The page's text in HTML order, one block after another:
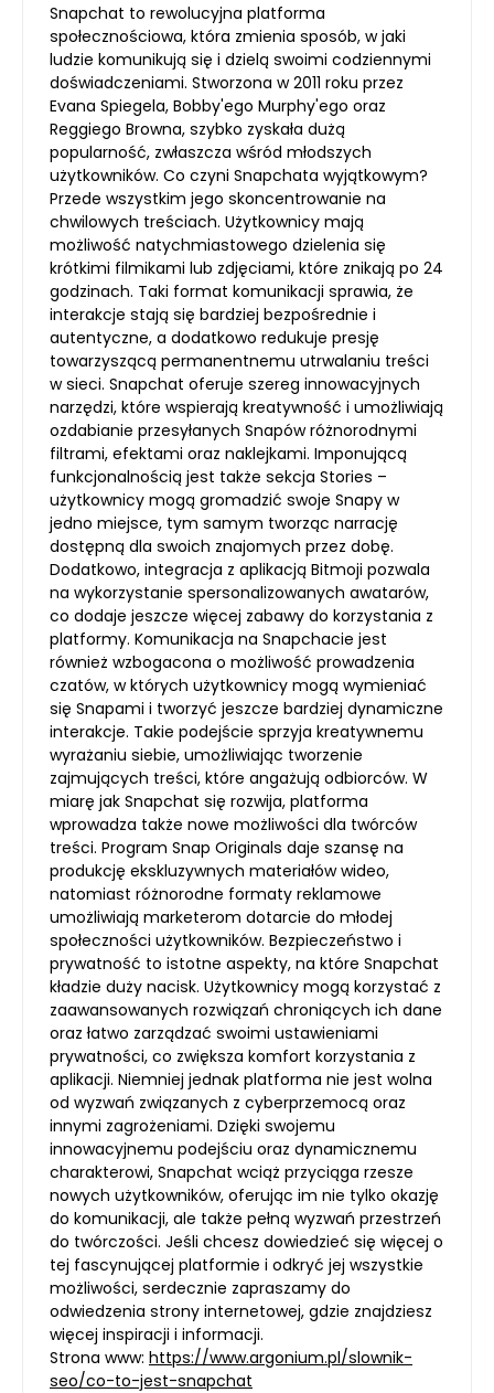
Snapchat to rewolucyjna platforma
społecznościowa, która zmienia sposób, w jaki
ludzie komunikują się i dzielą swoimi codziennymi
doświadczeniami. Stworzona w 2011 roku przez
Evana Spiegela, Bobby'ego Murphy'ego oraz
Reggiego Browna, szybko zyskała dużą
popularność, zwłaszcza wśród młodszych
użytkowników. Co czyni Snapchata wyjątkowym?
Przede wszystkim jego skoncentrowanie na
chwilowych treściach. Użytkownicy mają
możliwość natychmiastowego dzielenia się
krótkimi filmikami lub zdjęciami, które znikają po 24
godzinach. Taki format komunikacji sprawia, że
interakcje stają się bardziej bezpośrednie i
autentyczne, a dodatkowo redukuje presję
towarzyszącą permanentnemu utrwalaniu treści
w sieci. Snapchat oferuje szereg innowacyjnych
narzędzi, które wspierają kreatywność i umożliwiają
ozdabianie przesyłanych Snapów różnorodnymi
filtrami, efektami oraz naklejkami. Imponującą
funkcjonalnością jest także sekcja Stories –
użytkownicy mogą gromadzić swoje Snapy w
jedno miejsce, tym samym tworząc narrację
dostępną dla swoich znajomych przez dobę.
Dodatkowo, integracja z aplikacją Bitmoji pozwala
na wykorzystanie spersonalizowanych awatarów,
co dodaje jeszcze więcej zabawy do korzystania z
platformy. Komunikacja na Snapchacie jest
również wzbogacona o możliwość prowadzenia
czatów, w których użytkownicy mogą wymieniać
się Snapami i tworzyć jeszcze bardziej dynamiczne
interakcje. Takie podejście sprzyja kreatywnemu
wyrażaniu siebie, umożliwiając tworzenie
zajmujących treści, które angażują odbiorców. W
miarę jak Snapchat się rozwija, platforma
wprowadza także nowe możliwości dla twórców
treści. Program Snap Originals daje szansę na
produkcję ekskluzywnych materiałów wideo,
natomiast różnorodne formaty reklamowe
umożliwiają marketerom dotarcie do młodej
społeczności użytkowników. Bezpieczeństwo i
prywatność to istotne aspekty, na które Snapchat
kładzie duży nacisk. Użytkownicy mogą korzystać z
zaawansowanych rozwiązań chroniących ich dane
oraz łatwo zarządzać swoimi ustawieniami
prywatności, co zwiększa komfort korzystania z
aplikacji. Niemniej jednak platforma nie jest wolna
od wyzwań związanych z cyberprzemocą oraz
innymi zagrożeniami. Dzięki swojemu
innowacyjnemu podejściu oraz dynamicznemu
charakterowi, Snapchat wciąż przyciąga rzesze
nowych użytkowników, oferując im nie tylko okazję
do komunikacji, ale także pełną wyzwań przestrzeń
do twórczości. Jeśli chcesz dowiedzieć się więcej o
tej fascynującej platformie i odkryć jej wszystkie
możliwości, serdecznie zapraszamy do
odwiedzenia strony internetowej, gdzie znajdziesz
więcej inspiracji i informacji.
Strona www: https://www.argonium.pl/slownik-
seo/co-to-jest-snapchat